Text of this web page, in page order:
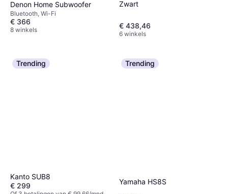
Denon Home Subwoofer
Bluetooth, Wi-Fi
€ 366
8 winkels
Zwart
€ 438,46
6 winkels
Trending
Kanto SUB8
€ 299
Trending
Yamaha HS8S